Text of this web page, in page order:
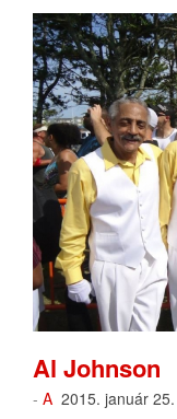
Al Johnson
- A 2015. január 25.